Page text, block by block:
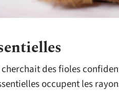
cherchait des fioles
occupent les